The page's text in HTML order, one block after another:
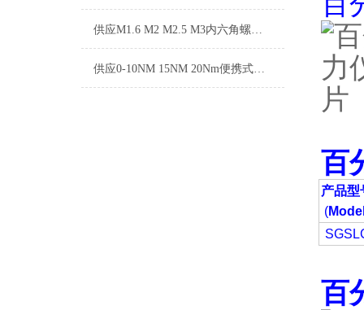
供应M1.6 M2 M2.5 M3内六角螺丝扭力扳手
供应0-10NM 15NM 20Nm便携式化妆瓶扭力测试仪器
百
产品型
(
百